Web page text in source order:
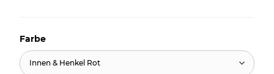
Farbe
Innen & Henkel Rot